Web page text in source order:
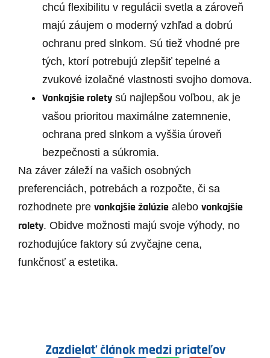
chcú flexibilitu v regulácii svetla a zároveň
majú záujem o moderný vzhľad a dobrú
ochranu pred slnkom. Sú tiež vhodné pre
tých, ktorí potrebujú zlepšiť tepelné a
zvukové izolačné vlastnosti svojho domova.
Vonkajšie rolety sú najlepšou voľbou, ak je
vašou prioritou maximálne zatemnenie,
ochrana pred slnkom a vyššia úroveň
bezpečnosti a súkromia.
Na záver záleží na vašich osobných
preferenciách, potrebách a rozpočte, či sa
rozhodnete pre vonkajšie žalúzie alebo vonkajšie
rolety. Obidve možnosti majú svoje výhody, no
rozhodujúce faktory sú zvyčajne cena,
funkčnosť a estetika.
Zazdielať článok medzi priateľov